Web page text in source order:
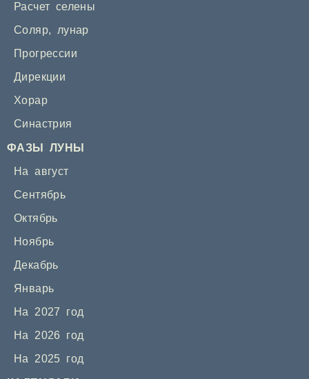
Расчет селены
Соляр, лунар
Прогрессии
Дирекции
Хорар
Синастрия
ФАЗЫ ЛУНЫ
На август
Сентябрь
Октябрь
Ноябрь
Декабрь
Январь
На 2027 год
На 2026 год
На 2025 год